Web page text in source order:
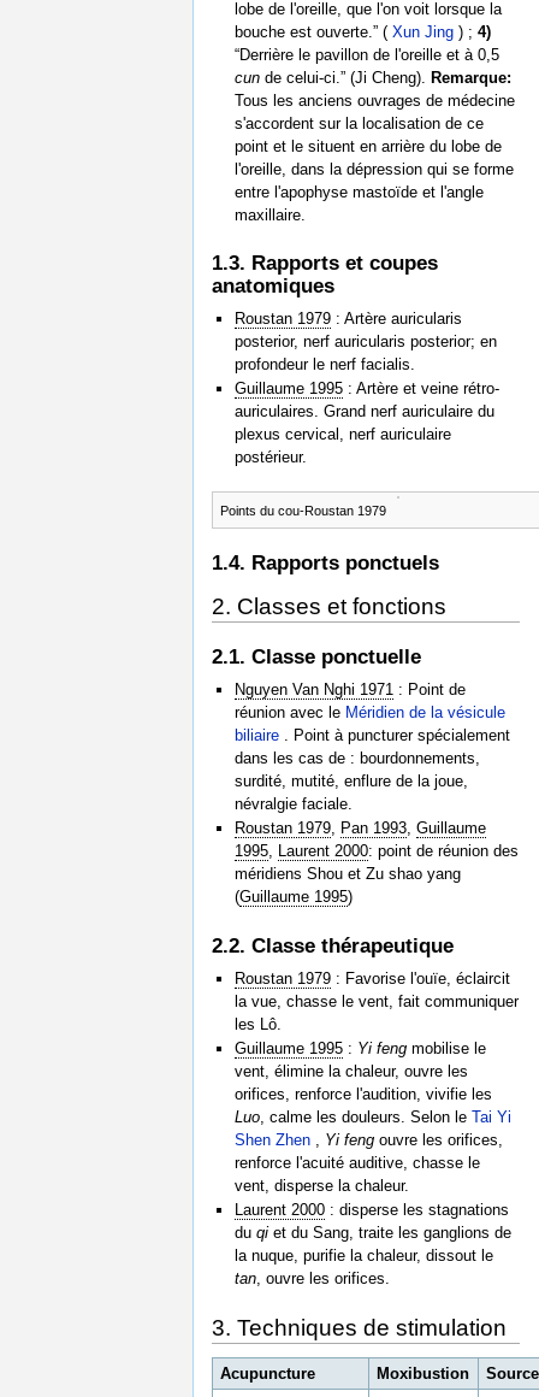
lobe de l'oreille, que l'on voit lorsque la
bouche est ouverte.” (Xun Jing ) ;4)
“Derrière le pavillon de l'oreille et à 0,5
cun de celui-ci.” (Ji Cheng).Remarque:
Tous les anciens ouvrages de médecine
s'accordent sur la localisation de ce
point et le situent en arrière du lobe de
l'oreille, dans la dépression qui se forme
entre l'apophyse mastoïde et l'angle
maxillaire.
1.3. Rapports et coupes
anatomiques
Roustan 1979 : Artère auricularis
posterior, nerf auricularis posterior; en
profondeur le nerf facialis.
Guillaume 1995 : Artère et veine rétro-
auriculaires. Grand nerf auriculaire du
plexus cervical, nerf auriculaire
postérieur.
Points du cou-Roustan 1979
1.4. Rapports ponctuels
2. Classes et fonctions
2.1. Classe ponctuelle
Nguyen Van Nghi 1971 : Point de
réunion avec le Méridien de la vésicule
biliaire . Point à puncturer spécialement
dans les cas de : bourdonnements,
surdité, mutité, enflure de la joue,
névralgie faciale.
Roustan 1979, Pan 1993,Guillaume
1995, Laurent 2000: point de réunion des
méridiens Shou et Zu shao yang
(Guillaume 1995)
2.2. Classe thérapeutique
Roustan 1979 : Favorise l'ouïe, éclaircit
la vue, chasse le vent, fait communiquer
les Lô.
Guillaume 1995 : Yi feng mobilise le
vent, élimine la chaleur, ouvre les
orifices, renforce l'audition, vivifie les
Luo , calme les douleurs. Selon leTai Yi
Shen Zhen
Yi feng ouvre les orifices,
renforce l'acuité auditive, chasse le
vent, disperse la chaleur.
Laurent 2000 : disperse les stagnations
duqi et du Sang, traite les ganglions de
la nuque, purifie la chaleur, dissout le
tan , ouvre les orifices.
3. Techniques de stimulation
Acupuncture Moxibustion
Source